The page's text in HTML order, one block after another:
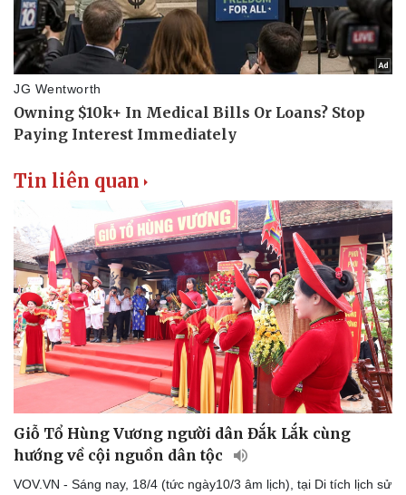
Tin liên quan
Giỗ Tổ Hùng Vương người dân Đắk Lắk cùng
hướng về cội nguồn dân tộc
VOV.VN - Sáng nay, 18/4 (tức ngày10/3 âm lịch), tại Di tích lịch sử